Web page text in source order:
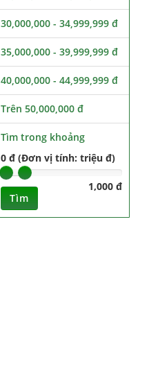
30,000,000 - 34,999,999 đ
35,000,000 - 39,999,999 đ
40,000,000 - 44,999,999 đ
Trên 50,000,000 đ
Tìm trong khoảng
0 đ (Đơn vị tính: triệu đ)
1,000 đ
Tìm